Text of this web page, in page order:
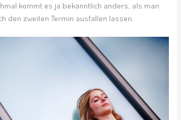
kommt es ja bekanntlich anders, als man
den zweiten Termin ausfallen lassen.